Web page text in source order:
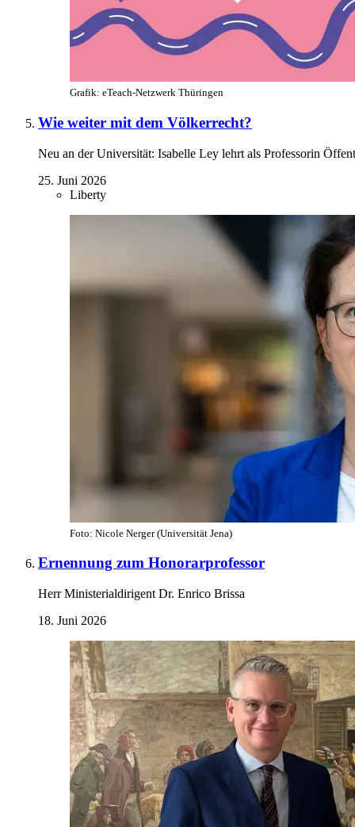
Grafik: eTeach-Netzwerk Thüringen
Wie weiter mit dem Völkerrecht?
Neu an der Universität: Isabelle Ley lehrt als Professorin
25. Juni 2026
Liberty
Foto: Nicole Nerger (Universität Jena)
Ernennung zum Honorarprofessor
Herr Ministerialdirigent Dr. Enrico Brissa
18. Juni 2026